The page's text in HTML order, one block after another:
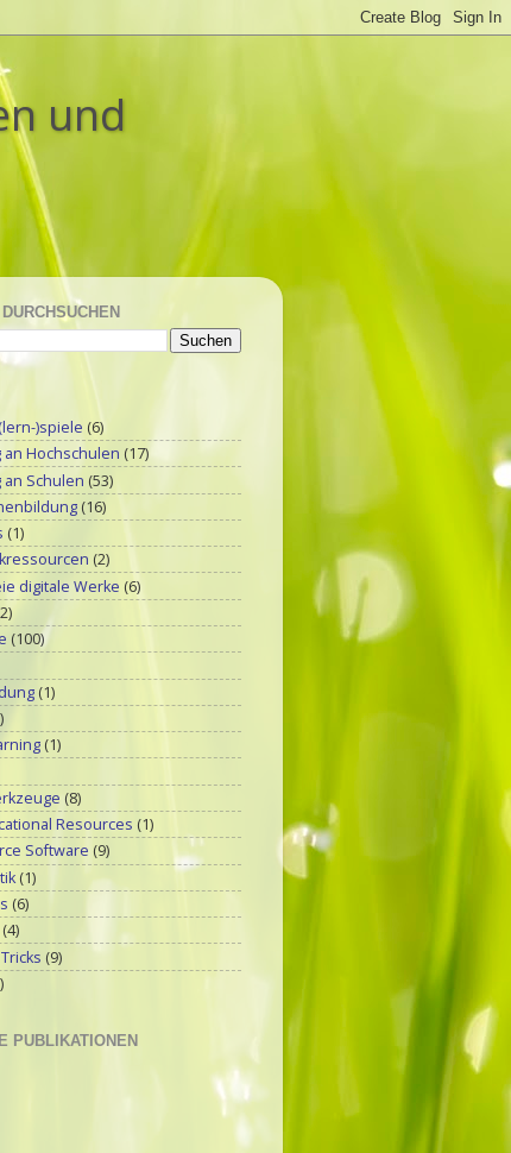
und
)spiele (6)
an Hochschulen (17)
an Schulen (53)
(16)
(1)
(2)
digitale Werke (6)
(100)
(1)
(1)
(8)
Resources (1)
Software (9)
(1)
(6)
(4)
(9)
PUBLIKATIONEN